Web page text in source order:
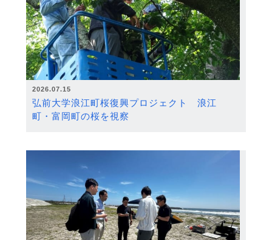
2026.07.15
弘前大学浪江町桜復興プロジェクト 浪江
町・富岡町の桜を視察